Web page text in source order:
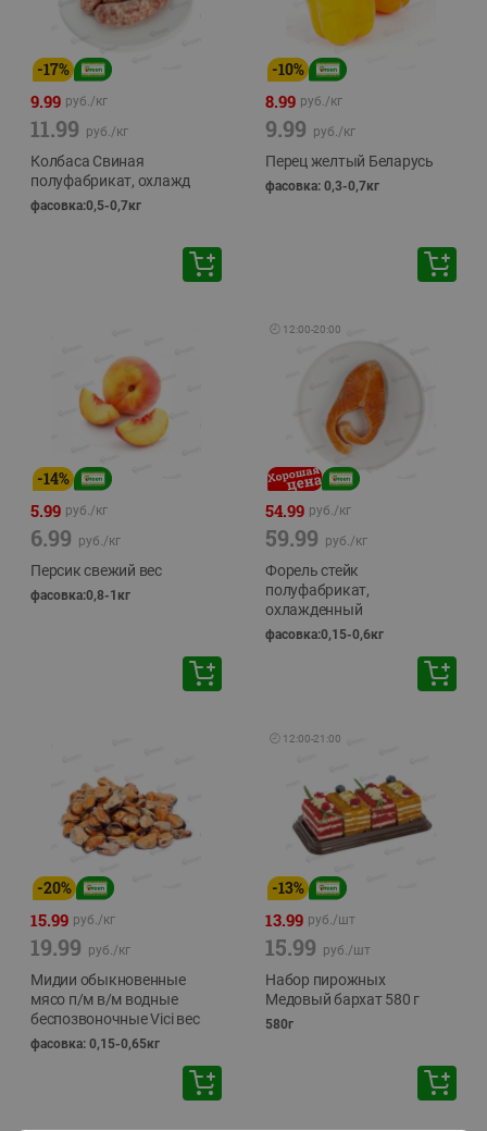
-17%
9.99 руб./кг
11.99 руб./кг
Колбаса Свиная
полуфабрикат, охлажд
фасовка:0,5-0,7кг
-10%
8.99 руб./кг
9.99 руб./кг
Перец желтый Беларусь
фасовка: 0,3-0,7кг
-14%
5.99 руб./кг
6.99 руб./кг
Персик свежий вес
фасовка:0,8-1кг
🕘 12:00-20:00
54.99 руб./кг
59.99 руб./кг
Форель стейк
полуфабрикат,
охлажденный
фасовка:0,15-0,6кг
-20%
15.99 руб./кг
19.99 руб./кг
Мидии обыкновенные
мясо п/м в/м водные
беспозвоночные Vici вес
фасовка: 0,15-0,65кг
🕘 12:00-21:00
-13%
13.99 руб./шт
15.99 руб./шт
Набор пирожных
Медовый бархат 580 г
580г